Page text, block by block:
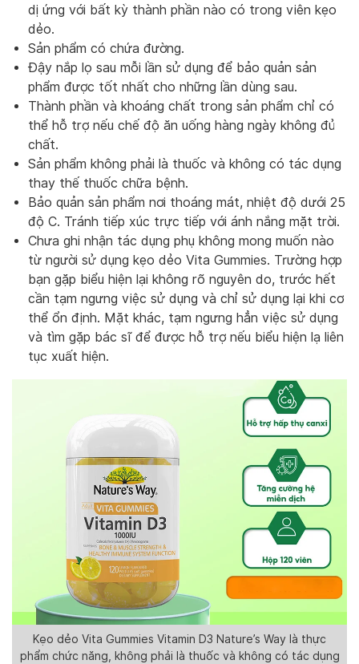
dị ứng với bất kỳ thành phần nào có trong viên kẹo
dẻo.
Sản phẩm có chứa đường.
Đậy nắp lọ sau mỗi lần sử dụng để bảo quản sản
phẩm được tốt nhất cho những lần dùng sau.
Thành phần và khoáng chất trong sản phẩm chỉ có
thể hỗ trợ nếu chế độ ăn uống hàng ngày không đủ
chất.
Sản phẩm không phải là thuốc và không có tác dụng
thay thế thuốc chữa bệnh.
Bảo quản sản phẩm nơi thoáng mát, nhiệt độ dưới 25
độ C. Tránh tiếp xúc trực tiếp với ánh nắng mặt trời.
Chưa ghi nhận tác dụng phụ không mong muốn nào
từ người sử dụng kẹo dẻo Vita Gummies. Trường hợp
bạn gặp biểu hiện lại không rõ nguyên do, trước hết
cần tạm ngưng việc sử dụng và chỉ sử dụng lại khi cơ
thể ổn định. Mặt khác, tạm ngưng hẳn việc sử dụng
và tìm gặp bác sĩ để được hỗ trợ nếu biểu hiện lạ liên
tục xuất hiện.
Kẹo dẻo Vita Gummies Vitamin D3 Nature’s Way là thực
phẩm chức năng, không phải là thuốc và không có tác dụng